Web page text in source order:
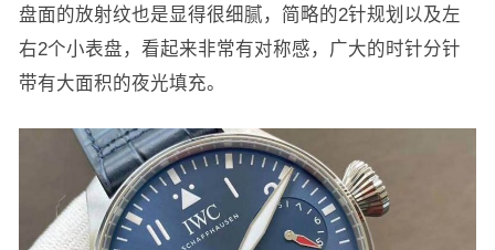
盘面的放射纹也是显得很细腻，简略的2针规划以及左
右2个小表盘，看起来非常有对称感，广大的时针分针
带有大面积的夜光填充。